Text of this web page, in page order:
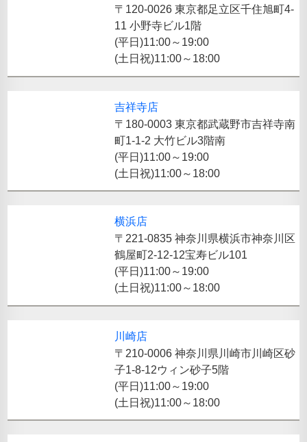
〒120-0026 東京都足立区千住旭町4-
11 小野寺ビル1階
(平日)11:00～19:00
(土日祝)11:00～18:00
吉祥寺店
〒180-0003 東京都武蔵野市吉祥寺南
町1-1-2 大竹ビル3階南
(平日)11:00～19:00
(土日祝)11:00～18:00
横浜店
〒221-0835 神奈川県横浜市神奈川区
鶴屋町2-12-12宝寿ビル101
(平日)11:00～19:00
(土日祝)11:00～18:00
川崎店
〒210-0006 神奈川県川崎市川崎区砂
子1-8-12ウィン砂子5階
(平日)11:00～19:00
(土日祝)11:00～18:00